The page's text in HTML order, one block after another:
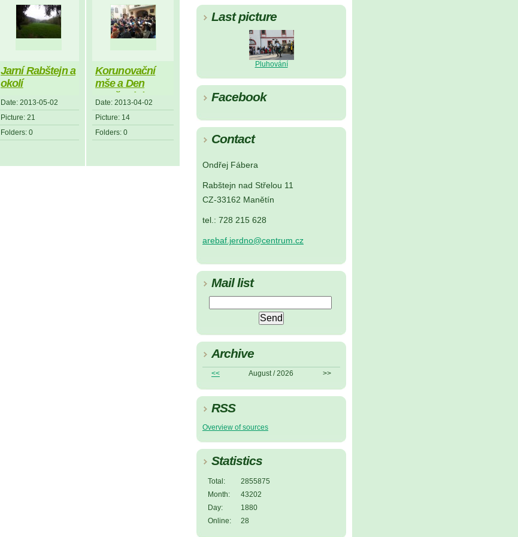
Last picture
Pluhování
Facebook
Contact
Ondřej Fábera
Rabštejn nad Střelou 11
CZ-33162 Manětín
tel.: 728 215 628
arebaf.jerdno@centrum.cz
Mail list
Archive
<< August / 2026 >>
RSS
Overview of sources
Statistics
Online: 28
Total:
2855875
Month:
43202
Day:
1880
Jarní Rabštejn a
okolí
Date: 2013-05-02
Picture: 21
Folders: 0
Korunovační
mše a Den
otevřených vrat
Date: 2013-04-02
Picture: 14
Folders: 0